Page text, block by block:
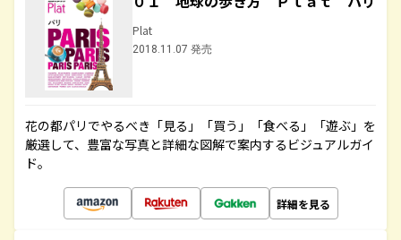
Plat
2018.11.07 発売
花の都パリでやるべき「見る」「買う」「食べる」「遊ぶ」を
厳選して、豊富な写真と詳細な図解で案内するビジュアルガイ
ド。
詳細を見る